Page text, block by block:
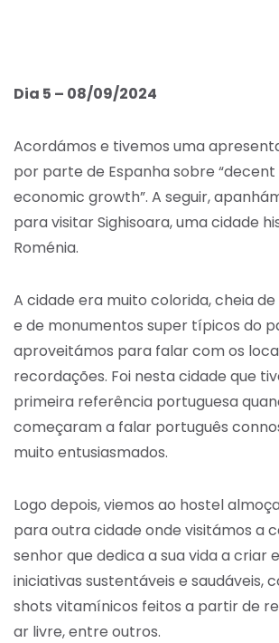
Dia 5 – 08/09/2024
Acordámos e tivemos uma
por parte de Espanha sobre
economic growth”. A seguir,
para visitar Sighisoara, uma cidade
Roménia.
A cidade era muito colorida, cheia
e de monumentos super típicos do
aproveitámos para falar com os
recordações. Foi nesta cidade que
primeira referência portuguesa
começaram a falar português
muito entusiasmados.
Logo depois, viemos ao hostel
para outra cidade onde visitámos a
senhor que dedica a sua vida a criar
iniciativas sustentáveis e saudáveis,
shots vitamínicos feitos a partir de
ar livre, entre outros.